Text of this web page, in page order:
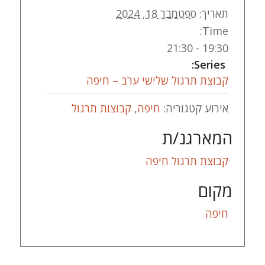
תאריך: ספטמבר 18, 2024
Time:
19:30 - 21:30
Series:
קבוצת תרגול שלישי ערב – חיפה
אירוע קטגוריה: חיפה, קבוצות תרגול
המארגנ/ת
קבוצת תרגול חיפה
מקום
חיפה